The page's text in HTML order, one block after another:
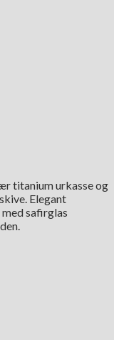
titanium urkasse og
Elegant
safirglas